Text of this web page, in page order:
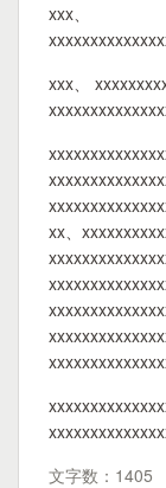
xxx、
xxx、
xx、
文字数：1405